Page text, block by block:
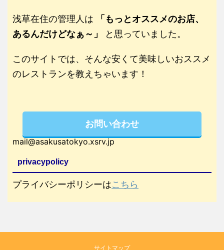
浅草在住の管理人は
「もっとオススメのお店、
あるんだけどなぁ～」
と思っていました。
このサイトでは、そんな安くて美味しいおススメ
のレストランを教えちゃいます！
お問い合わせ
mail@asakusatokyo.xsrv.jp
privacypolicy
プライバシーポリシーはこちら
サイトマップ